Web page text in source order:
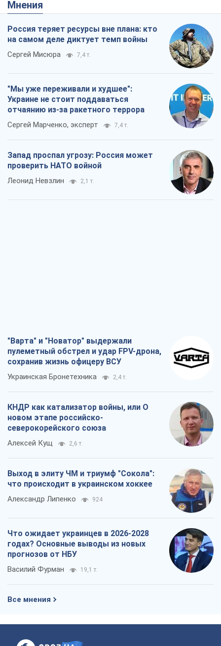
Мнения
Россия теряет ресурсы вне плана: кто
на самом деле диктует темп войны
Сергей Мисюра 7,4 т.
"Мы уже переживали и худшее":
Украине не стоит поддаваться
отчаянию из-за ракетного террора
Сергей Марченко, эксперт 7,4 т.
Запад проспал угрозу: Россия может
проверить НАТО войной
Леонид Невзлин 2,1 т.
"Варта" и "Новатор" выдержали
пулеметный обстрел и удар FPV-дрона,
сохранив жизнь офицеру ВСУ
Украинская Бронетехника 2,4 т.
КНДР как катализатор войны, или О
новом этапе российско-
северокорейского союза
Алексей Кущ 2,6 т.
Выход в элиту ЧМ и триумф "Сокола":
что происходит в украинском хоккее
Александр Липенко 924
Что ожидает украинцев в 2026-2028
годах? Основные выводы из новых
прогнозов от НБУ
Василий Фурман 19,1 т.
Все мнения